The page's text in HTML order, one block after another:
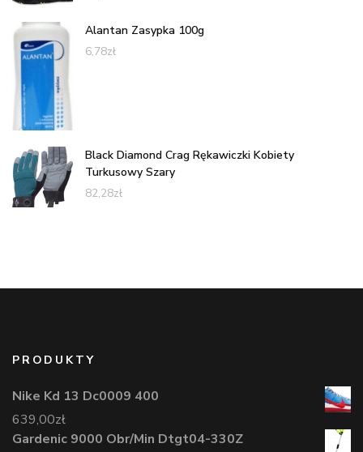
Alantan Zasypka 100g
6,78zł
Black Diamond Crag Rękawiczki Kobiety
Turkusowy Szary
82,28zł
PRODUKTY
Nike Kd 13 Dc0009 400
639,00zł
Gardenic 9000 Obr/Min Dtgt04-330Z